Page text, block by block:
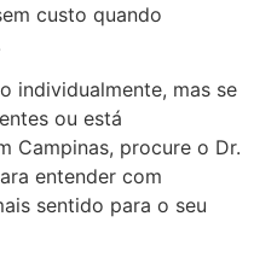
custo quando
individualmente, mas se
ou está
Campinas, procure o Dr.
entender com
sentido para o seu